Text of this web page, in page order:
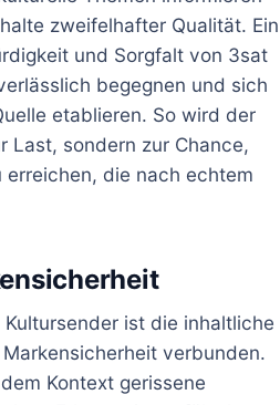
zweifelhafter Qualität. Ein
und Sorgfalt von 3sat
begegnen und sich
etablieren. So wird der
Last, sondern zur Chance,
erreichen, die nach echtem
ist die inhaltliche
verbunden.
Kontext gerissene